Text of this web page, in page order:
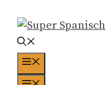
Inhalt
springen